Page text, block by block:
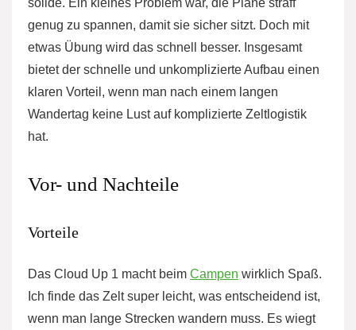
solide. Ein kleines Problem war, die Plane straff
genug zu spannen, damit sie sicher sitzt. Doch mit
etwas Übung wird das schnell besser. Insgesamt
bietet der schnelle und unkomplizierte Aufbau einen
klaren Vorteil, wenn man nach einem langen
Wandertag keine Lust auf komplizierte Zeltlogistik
hat.
Vor- und Nachteile
Vorteile
Das Cloud Up 1 macht beim Campen wirklich Spaß.
Ich finde das Zelt super leicht, was entscheidend ist,
wenn man lange Strecken wandern muss. Es wiegt